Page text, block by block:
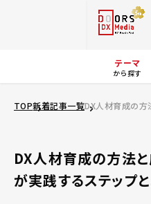
テーマ
から探す
TOP新着記事一覧
DX人材育成の方法
が実践するステップ